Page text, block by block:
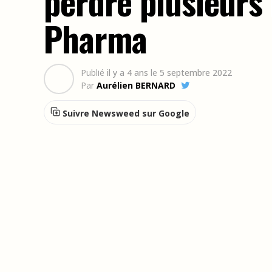
Pharma
Publié il y a 4 ans le 5 septembre 2022
Par Aurélien BERNARD
Suivre Newsweed sur Google